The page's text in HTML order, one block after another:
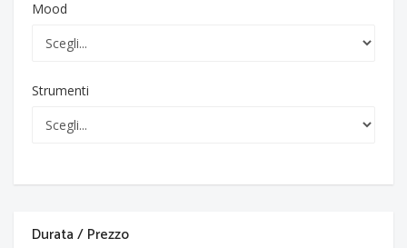
Mood
Strumenti
Durata / Prezzo